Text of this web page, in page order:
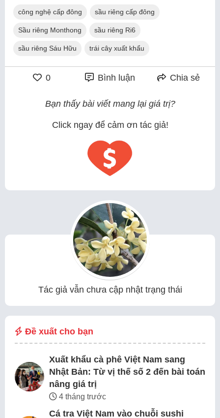
công nghệ cấp đông sầu riêng cấp đông
Sầu riêng Monthong sầu riêng Ri6
sầu riêng Sáu Hữu trái cây xuất khẩu
0 Bình luận Chia sẻ
Bạn thấy bài viết mang lại giá trị?
Click ngay để cảm ơn tác giả!
Tác giả vẫn chưa cập nhật trạng thái
Đề xuất cho bạn
Xuất khẩu cà phê Việt Nam sang
Nhật Bản: Từ vị thế số 2 đến bài toán
nâng giá trị
4 tháng trước
Cá tra Việt Nam vào chuỗi sushi